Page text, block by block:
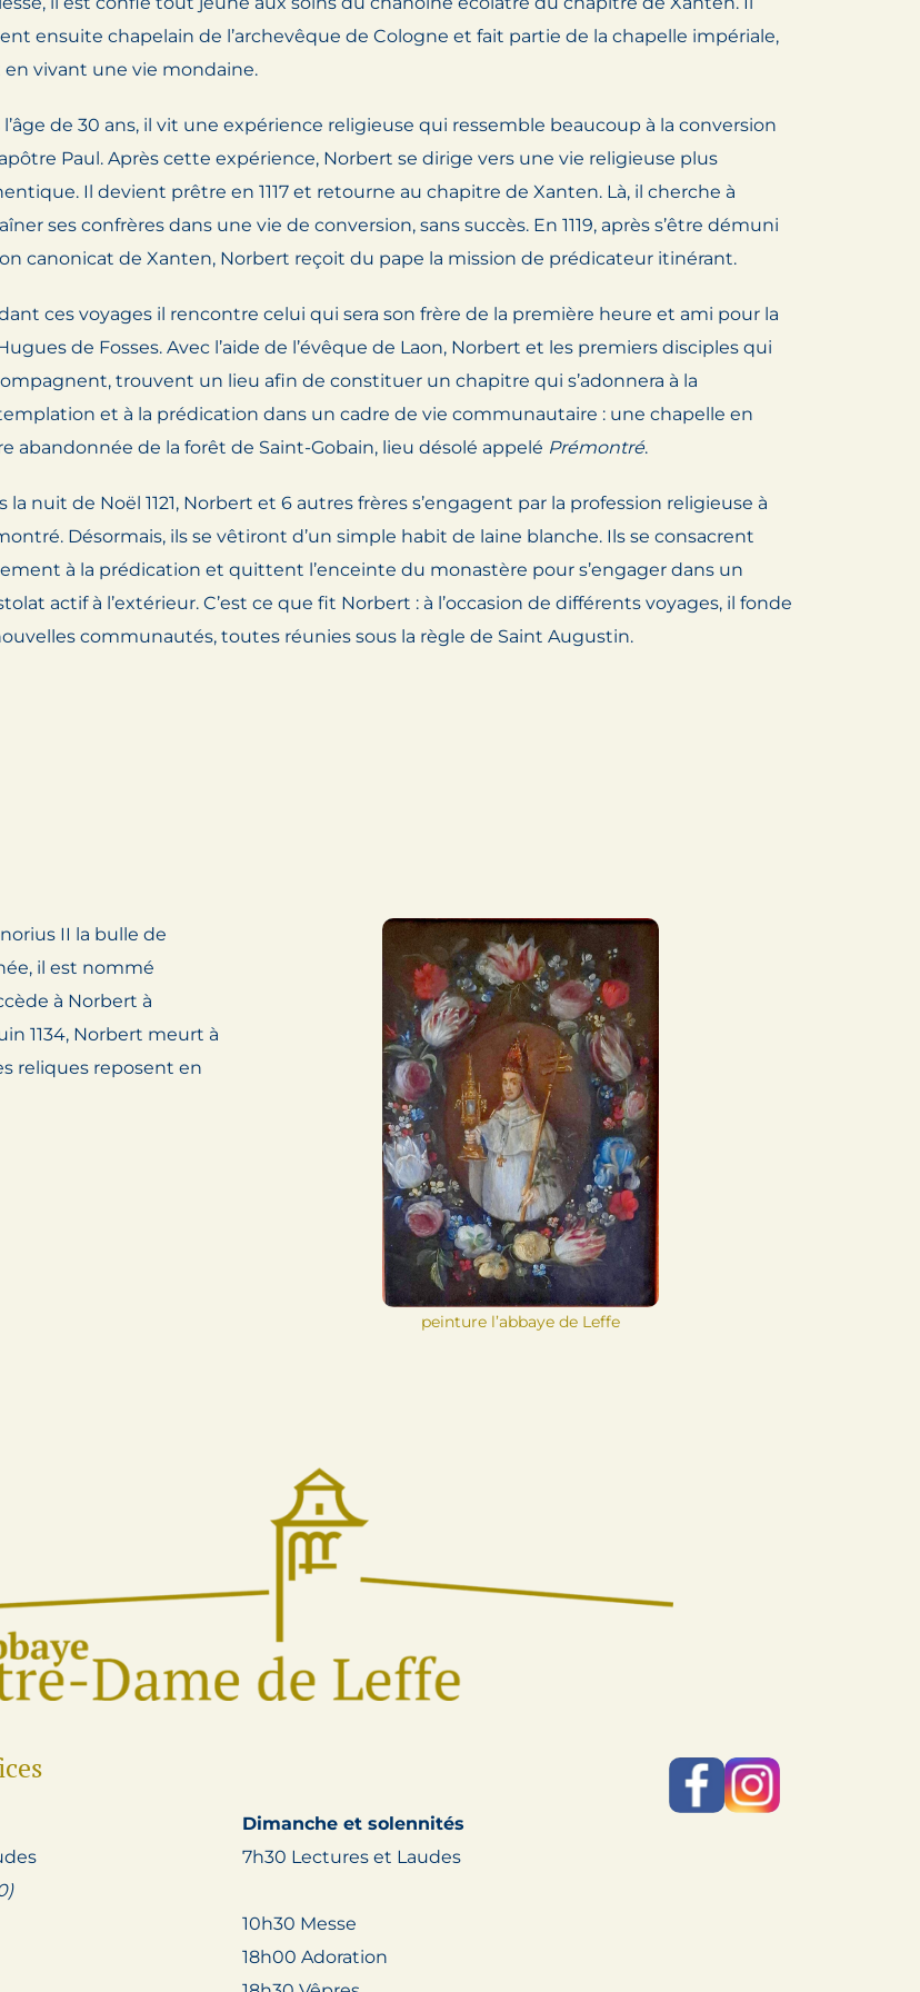
ensuite chapelain de l’archevêque de Cologne et fait partie de la chapelle impériale,
vivant une vie mondaine.
l’âge de 30 ans, il vit une expérience religieuse qui ressemble beaucoup à la conversion
Paul. Après cette expérience, Norbert se dirige vers une vie religieuse plus
Il devient prêtre en 1117 et retourne au chapitre de Xanten. Là, il cherche à
ses confrères dans une vie de conversion, sans succès. En 1119, après s’être démuni
canonicat de Xanten, Norbert reçoit du pape la mission de prédicateur itinérant.
ces voyages il rencontre celui qui sera son frère de la première heure et ami pour la
de Fosses. Avec l’aide de l’évêque de Laon, Norbert et les premiers disciples qui
trouvent un lieu afin de constituer un chapitre qui s’adonnera à la
et à la prédication dans un cadre de vie communautaire : une chapelle en
abandonnée de la forêt de Saint-Gobain, lieu désolé appelé Prémontré.
la nuit de Noël 1121, Norbert et 6 autres frères s’engagent par la profession religieuse à
Désormais, ils se vêtiront d’un simple habit de laine blanche. Ils se consacrent
à la prédication et quittent l’enceinte du monastère pour s’engager dans un
actif à l’extérieur. C’est ce que fit Norbert : à l’occasion de différents voyages, il fonde
communautés, toutes réunies sous la règle de Saint Augustin.
II la bulle de
il est nommé
à Norbert à
1134, Norbert meurt à
reliques reposent en
peinture l’abbaye de Leffe
Dimanche et solennités
7h30 Lectures et Laudes
10h30 Messe
18h00 Adoration